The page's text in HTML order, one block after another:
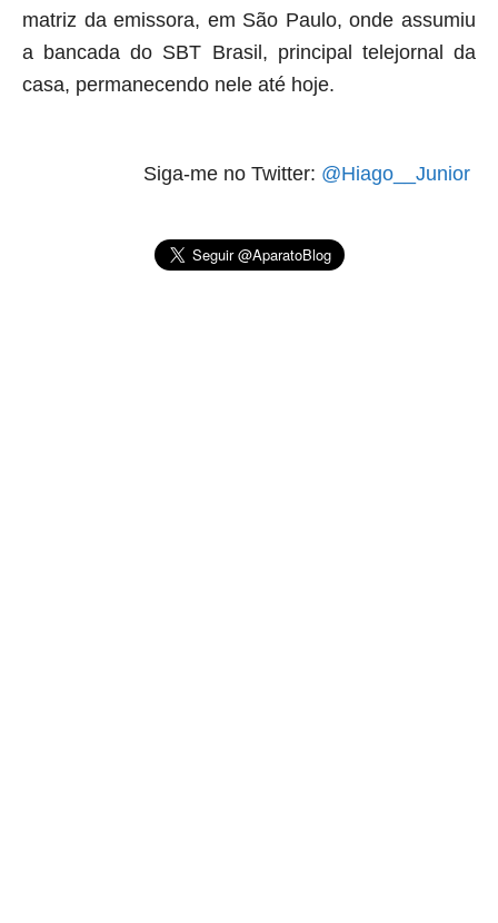
matriz da emissora, em São Paulo, onde assumiu
a bancada do SBT Brasil, principal telejornal da
casa, permanecendo nele até hoje.
Siga-me no Twitter: @Hiago__Junior